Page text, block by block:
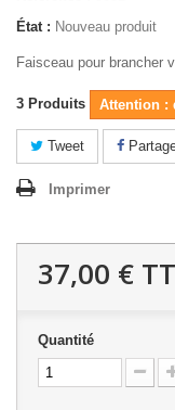
État : Nouveau produit
Faisceau pour brancher
3 Produits Attention :
Tweet
Imprimer
37,00 €
Quantité